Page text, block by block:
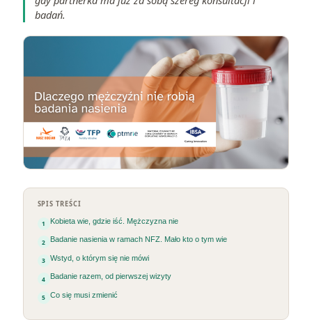
badań.
SPIS TREŚCI
Kobieta wie, gdzie iść. Mężczyzna nie
Badanie nasienia w ramach NFZ. Mało kto o tym wie
Wstyd, o którym się nie mówi
Badanie razem, od pierwszej wizyty
Co się musi zmienić